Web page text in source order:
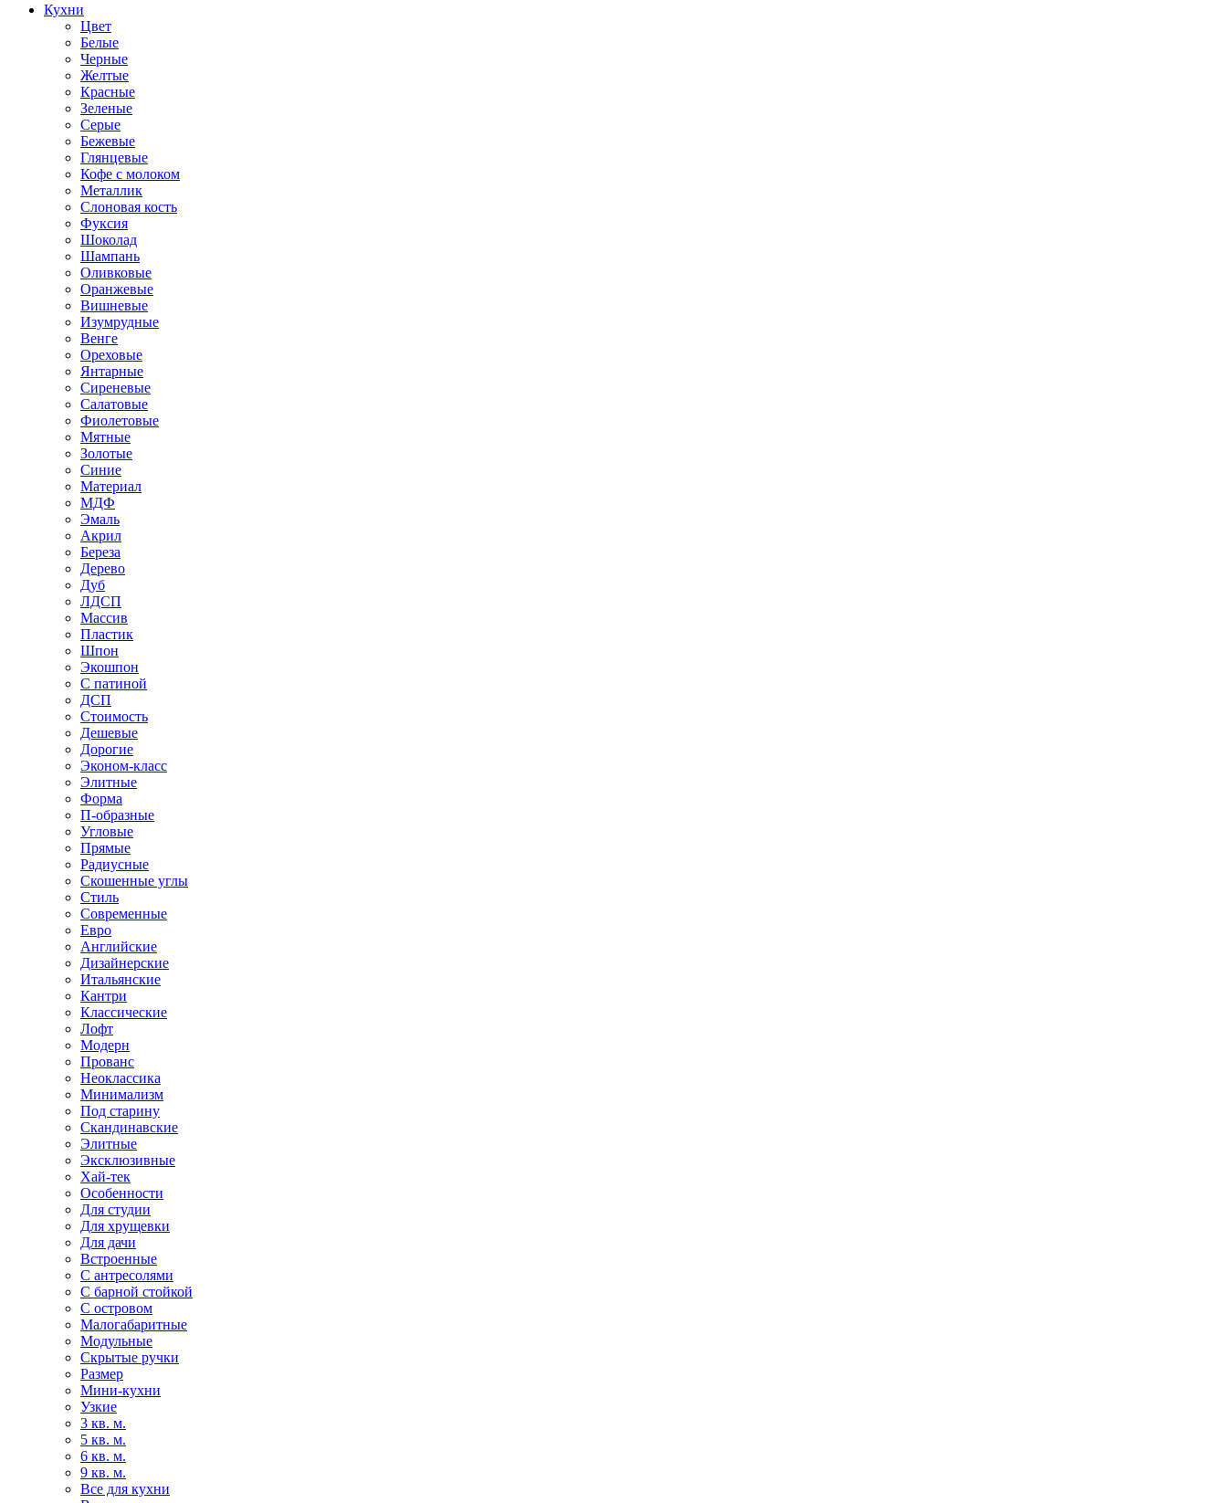
Кухни
Цвет
Белые
Черные
Желтые
Красные
Зеленые
Серые
Бежевые
Глянцевые
Кофе с молоком
Металлик
Слоновая кость
Фуксия
Шоколад
Шампань
Оливковые
Оранжевые
Вишневые
Изумрудные
Венге
Ореховые
Янтарные
Сиреневые
Салатовые
Фиолетовые
Мятные
Золотые
Синие
Материал
МДФ
Эмаль
Акрил
Береза
Дерево
Дуб
ЛДСП
Массив
Пластик
Шпон
Экошпон
С патиной
ДСП
Стоимость
Дешевые
Дорогие
Эконом-класс
Элитные
Форма
П-образные
Угловые
Прямые
Радиусные
Скошенные углы
Стиль
Современные
Евро
Английские
Дизайнерские
Итальянские
Кантри
Классические
Лофт
Модерн
Прованс
Неоклассика
Минимализм
Под старину
Скандинавские
Элитные
Эксклюзивные
Хай-тек
Особенности
Для студии
Для хрущевки
Для дачи
Встроенные
С антресолями
С барной стойкой
С островом
Малогабаритные
Модульные
Скрытые ручки
Размер
Мини-кухни
Узкие
3 кв. м.
5 кв. м.
6 кв. м.
9 кв. м.
Все для кухни